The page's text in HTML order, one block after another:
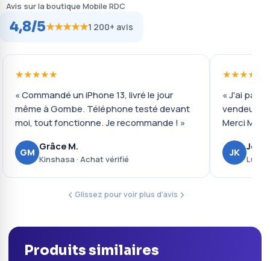
Avis sur la boutique Mobile RDC
4,8/5★★★★★1 200+ avis
★★★★★
« Commandé un iPhone 13, livré le jour
même à Gombe. Téléphone testé devant
moi, tout fonctionne. Je recommande ! »
GM Grâce M.
Kinshasa · Achat vérifié
★★★★★
« J'ai payé
vendeur
Merci
JK
Glissez pour voir plus d'avis
Produits similaires